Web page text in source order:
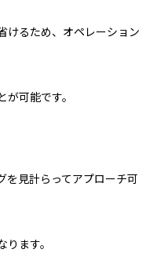
けるため、オペレーション
可能です。
を見計らってアプローチ可
ます。